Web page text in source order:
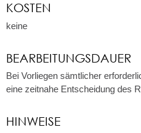
KOSTEN
keine
BEARBEITUNGSDAUER
Bei Vorliegen sämtlicher
eine zeitnahe Entscheidung des
HINWEISE